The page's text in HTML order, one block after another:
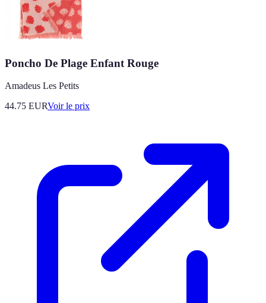
Poncho De Plage Enfant Rouge
Amadeus Les Petits
44.75 EURVoir le prix